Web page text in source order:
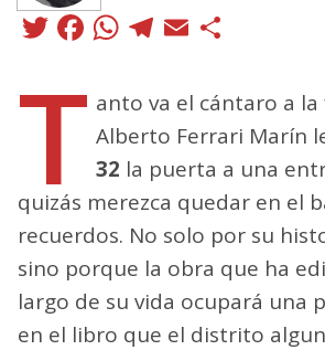
Twitter
Facebook
WhatsApp
Telegram
Email
T anto va el cántaro a
Alberto Ferrari Marín
32 la puerta a una
quizás merezca quedar en el
recuerdos. No solo por su
sino porque la obra que ha
largo de su vida ocupará una
en el libro que el distrito